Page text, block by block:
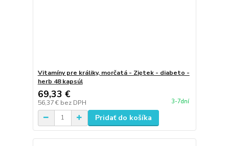
Vitamíny pre králiky, morčatá - Ziętek - diabeto -
herb 48 kapsúl
69,33 €
56,37 € bez DPH 3-7dní
Pridať do košíka